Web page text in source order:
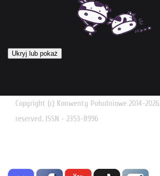
Ukryj lub pokaż
Copyright (c) Konwenty Południowe 2014-
reserved. ISSN - 2353-8996